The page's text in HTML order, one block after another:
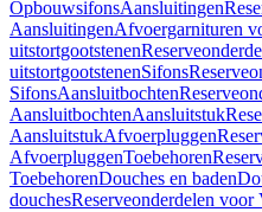
OpbouwsifonsAansluitingen
AansluitingenAfvoergarnituren
uitstortgootstenen
uitstortgootstenenSifons
SifonsAansluitbochten
AansluitbochtenAansluitstuk
AansluitstukAfvoerpluggen
AfvoerpluggenToebehoren
ToebehorenDouches en baden
douchesReserveonderdelen